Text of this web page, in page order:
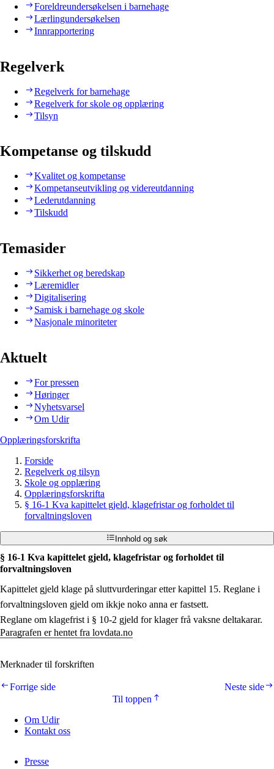
Foreldreundersøkelsen i barnehage
Lærlingundersøkelsen
Innrapportering
Regelverk
Regelverk for barnehage
Regelverk for skole og opplæring
Tilsyn
Kompetanse og tilskudd
Kvalitet og kompetanse
Kompetanseutvikling og videreutdanning
Lederutdanning
Tilskudd
Temasider
Sikkerhet og beredskap
Læremidler
Digitalisering
Samisk i barnehage og skole
Nasjonale minoriteter
Aktuelt
For pressen
Høringer
Nyhetsvarsel
Om Udir
Opplæringsforskrifta
Forside
Regelverk og tilsyn
Skole og opplæring
Opplæringsforskrifta
§ 16-1 Kva kapittelet gjeld, klagefristar og forholdet til
forvaltningsloven
Innhold og søk
§ 16-1 Kva kapittelet gjeld, klagefristar og forholdet til
forvaltningsloven
Kapittelet gjeld klage på sluttvurderingar etter kapittel 15. Reglane i
forvaltningsloven gjeld om ikkje noko anna er fastsett.
Reglane om klagefrist i § 10-2 gjeld for klager frå vaksne deltakarar.
Paragrafen er hentet fra lovdata.no
Merknader til forskriften
Neste side
Forrige side
Til toppen
Om Udir
Kontakt oss
Presse